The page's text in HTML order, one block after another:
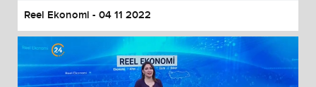
Reel Ekonomi - 04 11 2022